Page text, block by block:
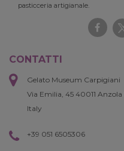
pasticceria artigianale.
CONTATTI
Gelato Museum Carpigiani
Via Emilia, 45 40011
Italy
+39 051 6505306